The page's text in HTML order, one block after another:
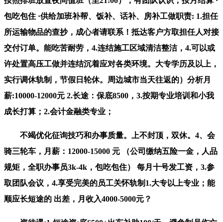
包吃包住 ·供给加班补帮、饭补、话补、房补工做职责: 1.担任
所运输物品的查抄，成心者请联系！抵达客户方取担任人对接
交付订单。能吃苦耐劳，4.连结施工区域清洁整洁，4.可以或
许处置高压工做并连结沉着应对各类环境。大专学历及以上，
实行调休轨制，节假日轮休。周边城市当天往返的）分析月
薪:10000-12000元 2.长途：保底8500，3.按期专业培训和小我
成长打算；2.会计金融类专业；
不竭优化征询技巧和办事质量。上不封顶，双休。4、会
骑三轮车，月薪：12000-15000 元 （公司缴纳五险一金，人品
规矩，全职办事员3k-4k，包吃包住） 每月十号发工资，3.参
取团队会议，4.享受完美的员工关怀轨制1.大专以上专业；能
顺应长短途的 出差，月收入4000-5000元？